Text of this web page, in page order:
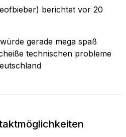
berichtet vor 20
gerade mega spaß
technischen probleme